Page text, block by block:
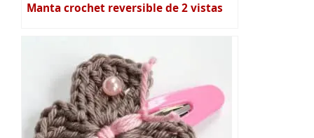
Manta crochet reversible de 2 vistas